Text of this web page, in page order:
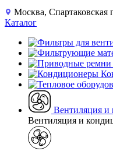
Москва, Спартаковская
Каталог
Вентиляция и
Вентиляция и